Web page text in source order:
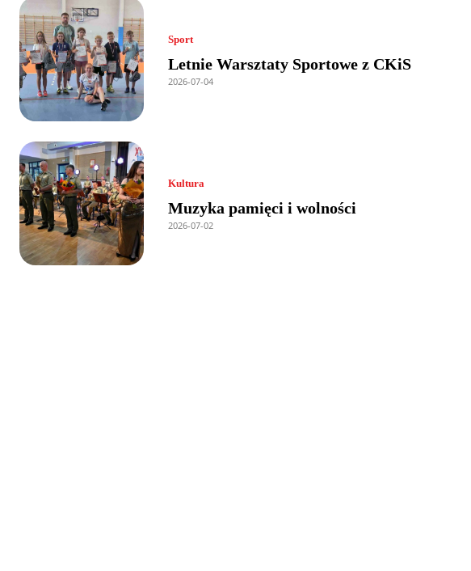
Sport
Letnie Warsztaty Sportowe z CKiS
2026-07-04
Kultura
Muzyka pamięci i wolności
2026-07-02